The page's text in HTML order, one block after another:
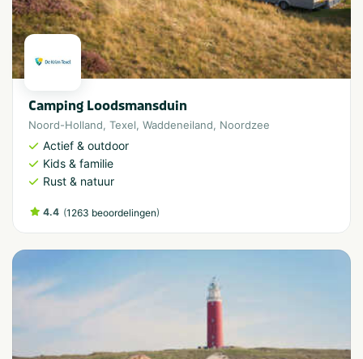
Camping Loodsmansduin
Noord-Holland, Texel, Waddeneiland, Noordzee
Actief & outdoor
Kids & familie
Rust & natuur
4.4 (1263 beoordelingen)